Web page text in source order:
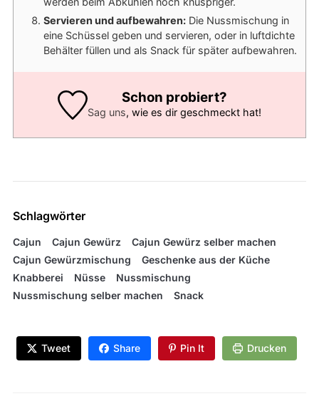
Servieren und aufbewahren:Die Nussmischung in
eine Schüssel geben und servieren, oder in luftdichte
Behälter füllen und als Snack für später aufbewahren.
Schon probiert?
Sag uns, wie es dir geschmeckt hat!
Schlagwörter
Cajun Cajun Gewürz
Cajun Gewürz selber machen
Cajun Gewürzmischung
Geschenke aus der Küche
Knabberei
Nüsse
Nussmischung
Nussmischung selber machen
Snack
Tweet Share Pin It Drucken